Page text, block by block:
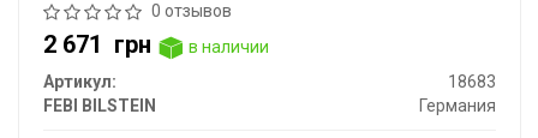
0 отзывов
2 671 грн
в наличии
Артикул:
18683
FEBI BILSTEIN
Германия